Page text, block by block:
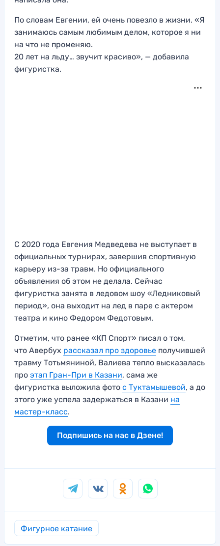
По словам Евгении, ей очень повезло в жизни. «Я
занимаюсь самым любимым делом, которое я ни
на что не променяю.
20 лет на льду… звучит красиво», — добавила
фигуристка.
С 2020 года Евгения Медведева не выступает в
официальных турнирах, завершив спортивную
карьеру из-за травм. Но официального
объявления об этом не делала. Сейчас
фигуристка занята в ледовом шоу «Ледниковый
период», она выходит на лед в паре с актером
театра и кино Федором Федотовым.
Отметим, что ранее «КП Спорт» писал о том,
что Авербух рассказал про здоровье получившей
травму Тотьмяниной, Валиева тепло высказалась
про этап Гран-При в Казани, сама же
фигуристка выложила фото с Туктамышевой, а до
этого уже успела задержаться в Казани на
мастер-класс.
Подпишись на нас в Дзене!
Фигурное катание